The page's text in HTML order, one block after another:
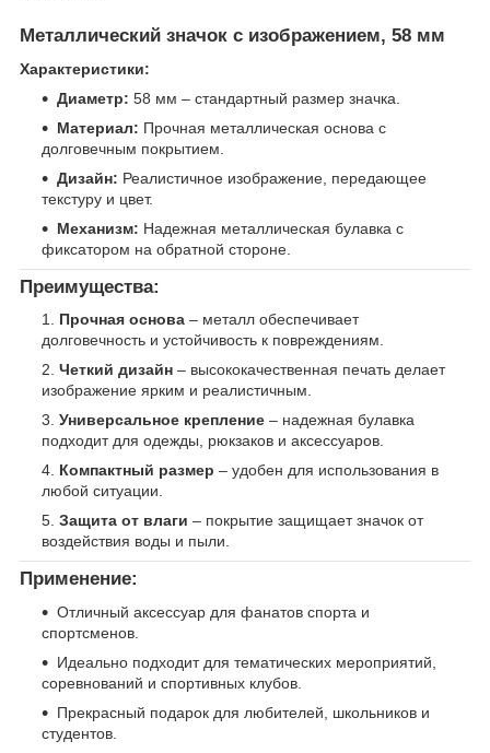
Металлический значок с изображением, 58 мм
Характеристики:
Диаметр: 58 мм – стандартный размер значка.
Материал: Прочная металлическая основа с
долговечным покрытием.
Дизайн: Реалистичное изображение, передающее
текстуру и цвет.
Механизм: Надежная металлическая булавка с
фиксатором на обратной стороне.
Преимущества:
Прочная основа – металл обеспечивает
долговечность и устойчивость к повреждениям.
Четкий дизайн – высококачественная печать делает
изображение ярким и реалистичным.
Универсальное крепление – надежная булавка
подходит для одежды, рюкзаков и аксессуаров.
Компактный размер – удобен для использования в
любой ситуации.
Защита от влаги – покрытие защищает значок от
воздействия воды и пыли.
Применение:
Отличный аксессуар для фанатов спорта и
спортсменов.
Идеально подходит для тематических мероприятий,
соревнований и спортивных клубов.
Прекрасный подарок для любителей, школьников и
студентов.